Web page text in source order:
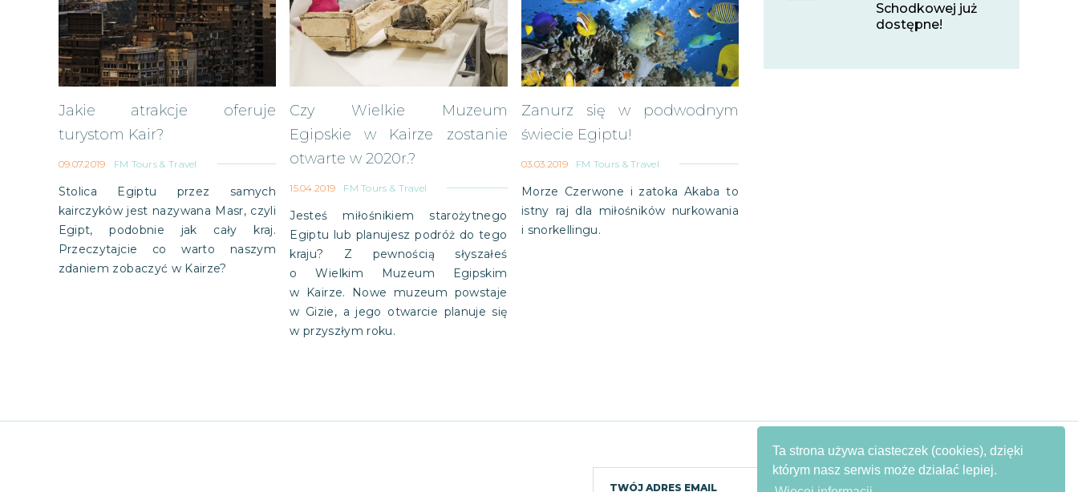
Ta strona używa ciasteczek (cookies), dzięki
którym nasz serwis może działać lepiej.
Jakie atrakcje oferuje
turystom Kair?
09.07.2019 FM Tours & Travel
Stolica Egiptu przez samych
kairczyków jest nazywana Masr, czyli
Egipt, podobnie jak cały kraj.
Przeczytajcie co warto naszym
zdaniem zobaczyć w Kairze?
Czy Wielkie Muzeum
Egipskie w Kairze zostanie
otwarte w 2020r.?
15.04.2019 FM Tours & Travel
Jesteś miłośnikiem starożytnego
Egiptu lub planujesz podróż do tego
kraju? Z pewnością słyszałeś
o Wielkim Muzeum Egipskim
w Kairze. Nowe muzeum powstaje
w Gizie, a jego otwarcie planuje się
w przyszłym roku.
Zanurz się w podwodnym
świecie Egiptu!
03.03.2019 FM Tours & Travel
Morze Czerwone i zatoka Akaba to
istny raj dla miłośników nurkowania
i snorkellingu.
Schodkowej już
dostępne!